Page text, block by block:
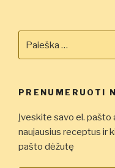
PRENUMERUOTI
Įveskite savo el. pašto
naujausius receptus ir
pašto dėžutę